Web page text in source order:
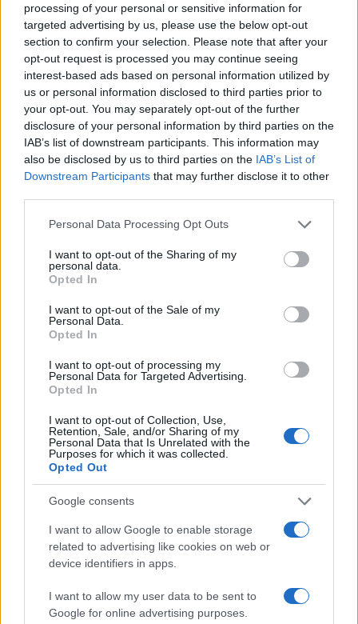
processing of your personal or sensitive information for
targeted advertising by us, please use the below opt-out
section to confirm your selection. Please note that after your
opt-out request is processed you may continue seeing
interest-based ads based on personal information utilized by
us or personal information disclosed to third parties prior to
your opt-out. You may separately opt-out of the further
disclosure of your personal information by third parties on the
IAB’s list of downstream participants. This information may
also be disclosed by us to third parties on the IAB’s List of
Downstream Participants that may further disclose it to other
Please note that this website/app uses one or more Google
not limited to your visit or usage behaviour. You may click to
grant or deny consent to Google and its third-party tags to
use your data for below specified purposes in below Google
consent section.
Personal Data Processing Opt Outs
I want to opt-out of the Sharing of my
personal data.
Opted In
I want to opt-out of the Sale of my
Personal Data.
Opted In
I want to opt-out of processing my
Personal Data for Targeted Advertising.
Opted In
I want to opt-out of Collection, Use,
Retention, Sale, and/or Sharing of my
Personal Data that Is Unrelated with the
Purposes for which it was collected.
Opted Out
Google consents
I want to allow Google to enable storage
related to advertising like cookies on web or
device identifiers in apps.
I want to allow my user data to be sent to
Google for online advertising purposes.
CONSEJOS DE COCINA
Recetas refrescantes con queso para el calor
APERITIVOS Y TAPAS